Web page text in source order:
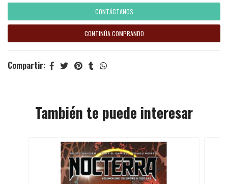
CONTÁCTANOS
CONTINÚA COMPRANDO
Compartir:
También te puede interesar